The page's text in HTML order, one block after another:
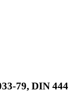
79, DIN 444